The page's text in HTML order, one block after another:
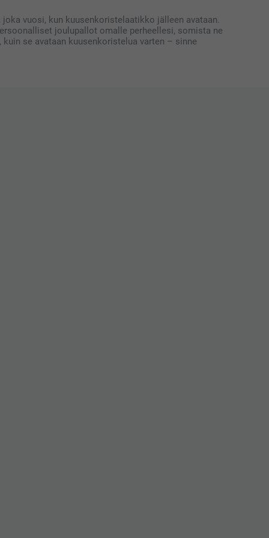
vuosi, kun kuusenkoristelaatikko jälleen avataan.
joulupallot omalle perheellesi, somista ne
se avataan kuusenkoristelua varten – sinne